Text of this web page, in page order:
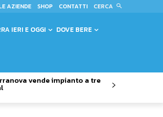
AZIENDE SHOP CONTATTI CERCA
IERI E OGGI DOVE BERE
vende impianto a tre